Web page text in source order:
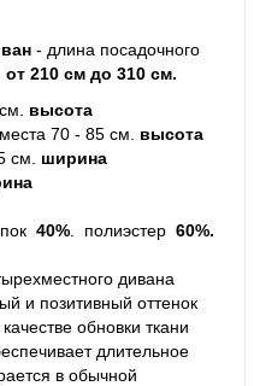
- длина посадочного
от 210 см до 310 см.
высота
70 - 85 см. высота
см. ширина
40% . полиэстер 60%.
дивана
и позитивный оттенок
обновки ткани
длительное
в обычной